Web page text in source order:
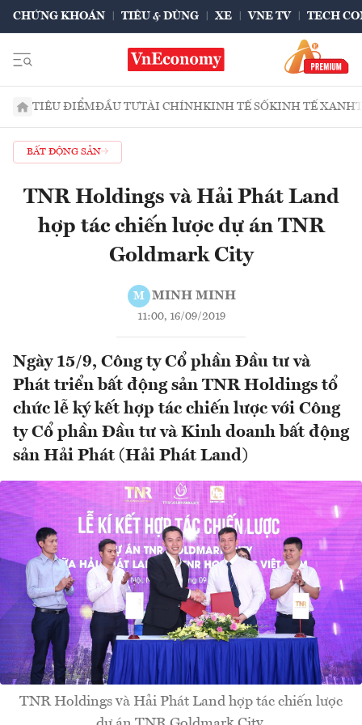
CHỨNG KHOÁN TIÊU & DÙNG XE VNE TV TECH
TIÊU ĐIỂMĐẦU TƯTÀI CHÍNHKINH TẾ SỐKINH TẾ XANH
BẤT ĐỘNG SẢN
TNR Holdings và Hải Phát Land
hợp tác chiến lược dự án TNR
Goldmark City
M MINH MINH
11:00, 16/09/2019
Ngày 15/9, Công ty Cổ phần Đầu tư và
Phát triển bất động sản TNR Holdings tổ
chức lễ ký kết hợp tác chiến lược với Công
ty Cổ phần Đầu tư và Kinh doanh bất động
sản Hải Phát (Hải Phát Land)
TNR Holdings và Hải Phát Land hợp tác chiến lược